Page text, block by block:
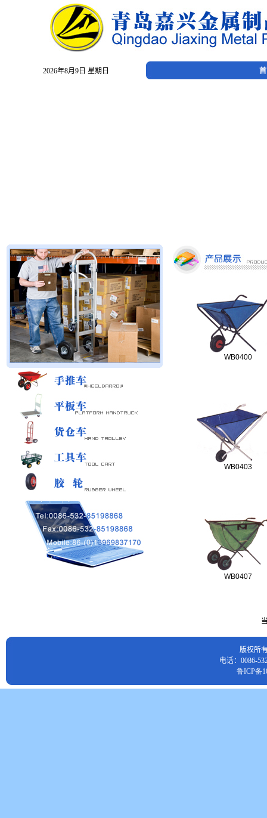
2026年8月9日 星期日
WB0400
WB0403
WB0407
版权所
电话：0086-
鲁ICP备